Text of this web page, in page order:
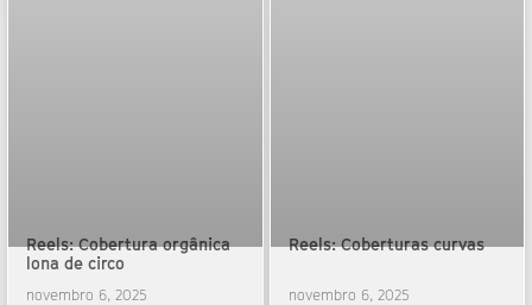
Reels: Cobertura orgânica
lona de circo
novembro 6, 2025
Reels: Coberturas curvas
novembro 6, 2025